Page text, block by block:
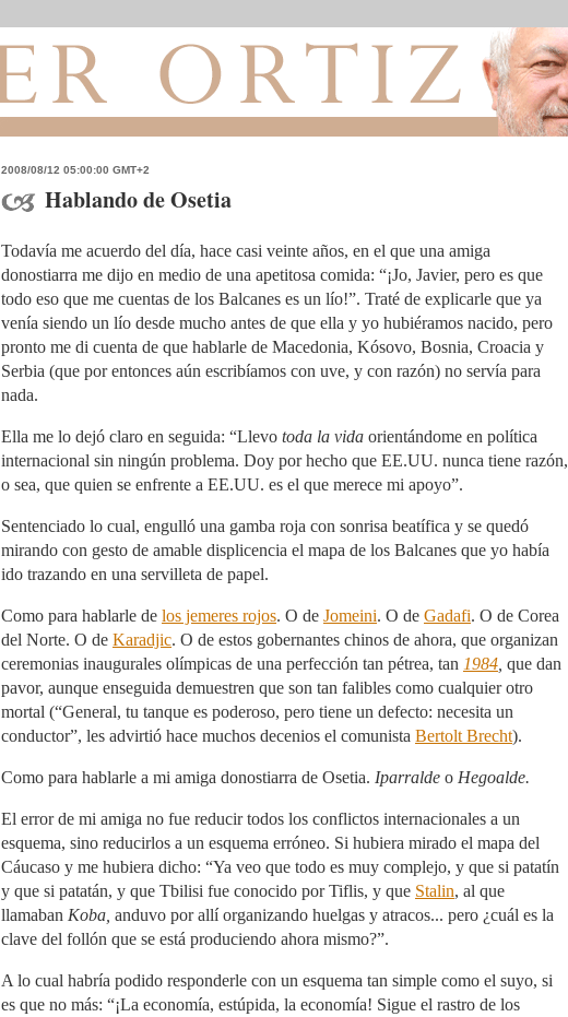
2008/08/12 05:00:00 GMT+2
Hablando de Osetia
Todavía me acuerdo del día, hace casi veinte años, en el que una amiga
donostiarra me dijo en medio de una apetitosa comida: “¡Jo, Javier, pero es que
todo eso que me cuentas de los Balcanes es un lío!”. Traté de explicarle que ya
venía siendo un lío desde mucho antes de que ella y yo hubiéramos nacido, pero
pronto me di cuenta de que hablarle de Macedonia, Kósovo, Bosnia, Croacia y
Serbia (que por entonces aún escribíamos con uve, y con razón) no servía para
nada.
Ella me lo dejó claro en seguida: “Llevo toda la vida orientándome en política
internacional sin ningún problema. Doy por hecho que EE.UU. nunca tiene razón,
o sea, que quien se enfrente a EE.UU. es el que merece mi apoyo”.
Sentenciado lo cual, engulló una gamba roja con sonrisa beatífica y se quedó
mirando con gesto de amable displicencia el mapa de los Balcanes que yo había
ido trazando en una servilleta de papel.
Como para hablarle de los jemeres rojos. O de Jomeini. O de Gadafi. O de Corea
del Norte. O de Karadjic. O de estos gobernantes chinos de ahora, que organizan
ceremonias inaugurales olímpicas de una perfección tan pétrea, tan 1984 que dan
pavor, aunque enseguida demuestren que son tan falibles como cualquier otro
mortal (“General, tu tanque es poderoso, pero tiene un defecto: necesita un
conductor”, les advirtió hace muchos decenios el comunista Bertolt Brecht).
Como para hablarle a mi amiga donostiarra de Osetia. Iparralde o Hegoalde.
El error de mi amiga no fue reducir todos los conflictos internacionales a un
esquema, sino reducirlos a un esquema erróneo. Si hubiera mirado el mapa del
Cáucaso y me hubiera dicho: “Ya veo que todo es muy complejo, y que si patatín
y que si patatán, y que Tbilisi fue conocido por Tiflis, y que Stalin, al que
llamaban Koba, anduvo por allí organizando huelgas y atracos... pero ¿cuál es la
clave del follón que se está produciendo ahora mismo?”.
A lo cual habría podido responderle con un esquema tan simple como el suyo, si
es que no más: “¡La economía, estúpida, la economía! Sigue el rastro de los